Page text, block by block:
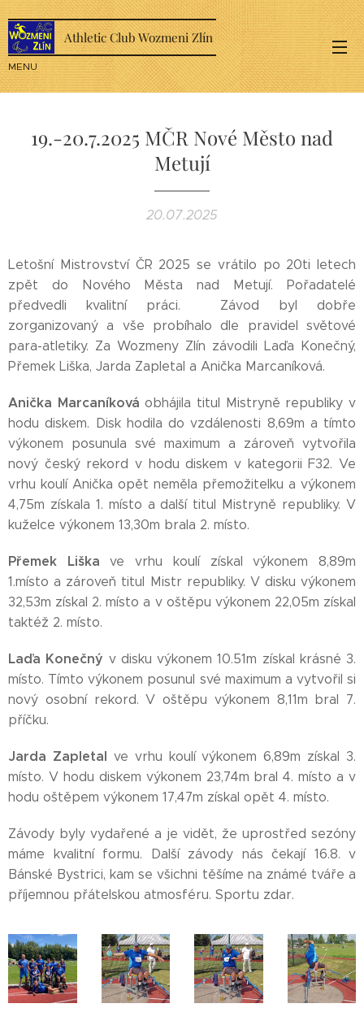
Athletic Club Wozmeni Zlín
MENU
19.-20.7.2025 MČR Nové Město nad
Metují
20.07.2025
Letošní Mistrovství ČR 2025 se vrátilo po 20ti letech
zpět do Nového Města nad Metují. Pořadatelé
předvedli kvalitní práci. Závod byl dobře
zorganizovaný a vše probíhalo dle pravidel světové
para-atletiky. Za Wozmeny Zlín závodili Laďa Konečný,
Přemek Liška, Jarda Zapletal a Anička Marcaníková.
Anička Marcaníkováobhájila titul Mistryně republiky v
hodu diskem. Disk hodila do vzdálenosti 8,69m a tímto
výkonem posunula své maximum a zároveň vytvořila
nový český rekord v hodu diskem v kategorii F32. Ve
vrhu koulí Anička opět neměla přemožitelku a výkonem
4,75m získala 1. místo a další titul Mistryně republiky. V
kuželce výkonem 13,30m brala 2. místo.
Přemek Liška ve vrhu koulí získal výkonem 8,89m
1.místo a zároveň titul Mistr republiky. V disku výkonem
32,53m získal 2. místo a v oštěpu výkonem 22,05m získal
taktéž 2. místo.
Laďa Konečný v disku výkonem 10.51m získal krásné 3.
místo. Tímto výkonem posunul své maximum a vytvořil si
nový osobní rekord. V oštěpu výkonem 8,11m bral 7.
příčku.
Jarda Zapletal ve vrhu koulí výkonem 6,89m získal 3.
místo. V hodu diskem výkonem 23,74m bral 4. místo a v
hodu oštěpem výkonem 17,47m získal opět 4. místo.
Závody byly vydařené a je vidět, že uprostřed sezóny
máme kvalitní formu. Další závody nás čekají 16.8. v
Bánské Bystrici, kam se všichni těšíme na známé tváře a
příjemnou přátelskou atmosféru. Sportu zdar.